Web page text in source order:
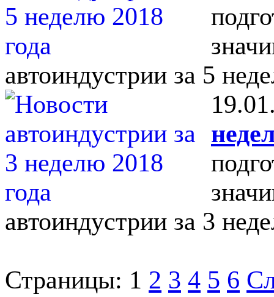
автоиндустрии за 5
автоиндустрии за 3
Страницы: 1 2 3 4 5 6